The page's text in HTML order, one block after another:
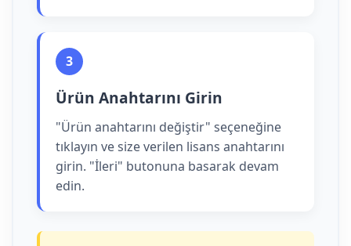
3
Ürün Anahtarını Girin
"Ürün anahtarını değiştir" seçeneğine
tıklayın ve size verilen lisans anahtarını
girin. "İleri" butonuna basarak devam
edin.